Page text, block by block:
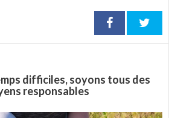
difficiles, soyons tous des
responsables